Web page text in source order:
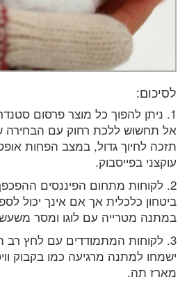
לסיכום:
1. ניתן להפוך כל מוצר פרסום
אל תחשוש ללכת רחוק עם הבחירה
תזכה לחיוך גדול, במצב הפחות
עוקצני בפייסבוק.
2. לקוחות מתחום הפיננסים
ביטחון כלכלית אך אם אינך יכול
במתנה מטרייה עם לוגו ומסר
3. לקוחות המתמודדים עם לחץ רב
ישמחו למתנה מרגיעה כמו בקבוק
מארז תה.